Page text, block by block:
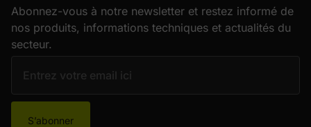
Abonnez-vous à notre newsletter et restez informé de
nos produits, informations techniques et actualités du
secteur.
S’abonner